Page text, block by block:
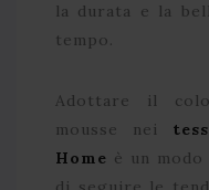
la durata e la
tempo.
Adottare il
mousse nei
Home è un